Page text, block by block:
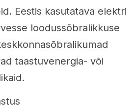
Eestis kasutatava elektri
loodussõbralikkuse
taastuvenergia- või